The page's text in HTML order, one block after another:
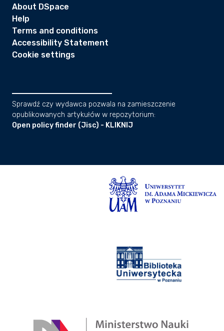
About DSpace
Help
Terms and conditions
Accessibility Statement
Cookie settings
Sprawdź czy wydawca pozwala na zamieszczenie
opublikowanych artykułów w repozytorium:
Open policy finder (Jisc) - KLIKNIJ